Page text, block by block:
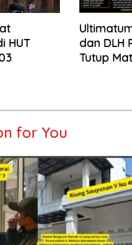
HUT
dan DLH
Tutup
for You